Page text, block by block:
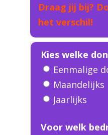
Draag jij bij?
het verschil!
Kies welke
Eenmalige
Maandelijks
Jaarlijks
Voor welk